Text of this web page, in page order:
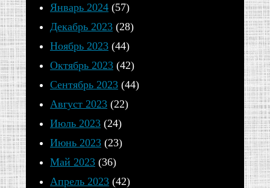
опорой
дорогого
Отечества
всегда
было
два
воинства
—
ратное
Январь 2024 (57)
Декабрь 2023 (28)
Ноябрь 2023 (44)
Октябрь 2023 (42)
Сентябрь 2023 (44)
Август 2023 (22)
Июль 2023 (24)
Июнь 2023 (23)
Май 2023 (36)
Апрель 2023 (42)